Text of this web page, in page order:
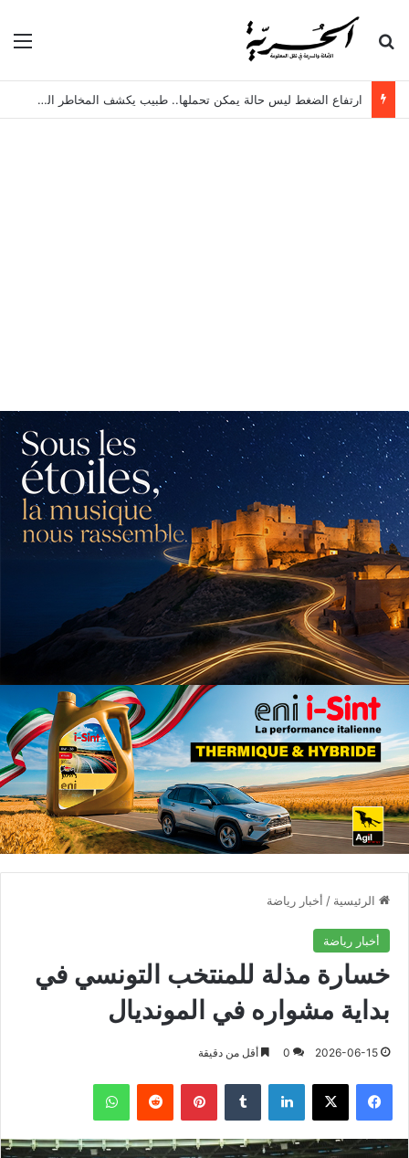
بحث عن
ارتفاع الضغط ليس حالة يمكن تحملها.. طبيب يكشف المخاطر الخفية
الرئيسية / أخبار رياضة
أخبار رياضة
خسارة مذلة للمنتخب التونسي في
بداية مشواره في المونديال
2026-06-15
0 أقل من دقيقة
فيسبوك X لينكدإن بينتيريست واتساب